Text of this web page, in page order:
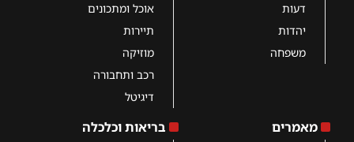
דעות
יהדות
משפחה
אוכל ומתכונים
תיירות
מוזיקה
רכב ותחבורה
דיגיטל
מאמרים בריאות וכלכלה